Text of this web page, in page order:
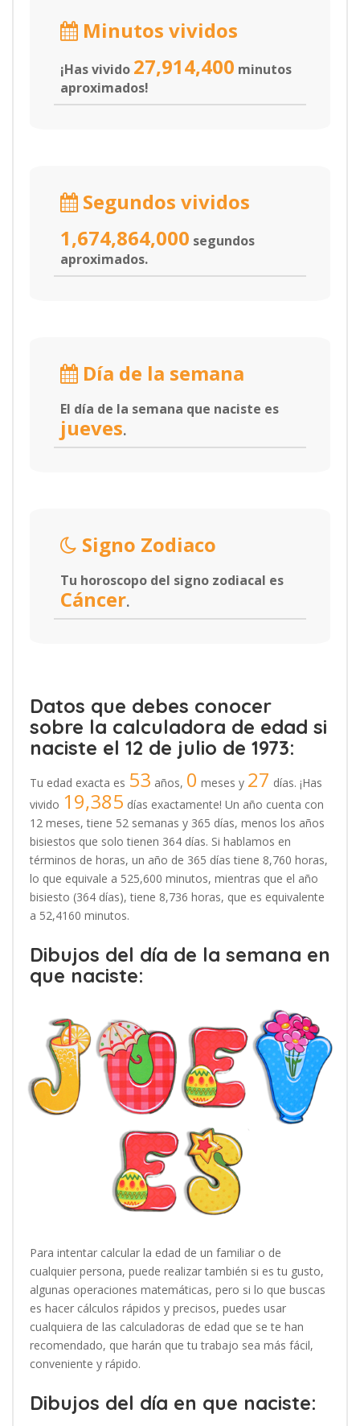
Minutos vividos
¡Has vivido 27,914,400 minutos
aproximados!
Segundos vividos
1,674,864,000 segundos
aproximados.
Día de la semana
El día de la semana que naciste es
jueves.
Signo Zodiaco
Tu horoscopo del signo zodiacal es
Cáncer.
Datos que debes conocer
sobre la calculadora de edad si
naciste el 12 de julio de 1973:
Tu edad exacta es 53 años, 0 meses y 27 días. ¡Has
vivido 19,385 días exactamente! Un año cuenta con
12 meses, tiene 52 semanas y 365 días, menos los años
bisiestos que solo tienen 364 días. Si hablamos en
términos de horas, un año de 365 días tiene 8,760 horas,
lo que equivale a 525,600 minutos, mientras que el año
bisiesto (364 días), tiene 8,736 horas, que es equivalente
a 52,4160 minutos.
Dibujos del día de la semana en
que naciste:
Para intentar calcular la edad de un familiar o de
cualquier persona, puede realizar también si es tu gusto,
algunas operaciones matemáticas, pero si lo que buscas
es hacer cálculos rápidos y precisos, puedes usar
cualquiera de las calculadoras de edad que se te han
recomendado, que harán que tu trabajo sea más fácil,
conveniente y rápido.
Dibujos del día en que naciste: